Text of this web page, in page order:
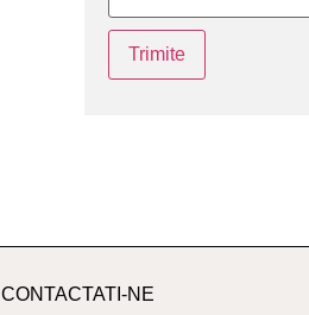
CONTACTATI-NE